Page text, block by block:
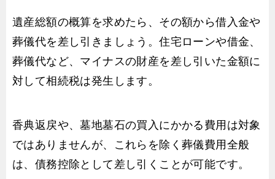
遺産総額の概算を求めたら、その額から借入金や
葬儀代を差し引きましょう。住宅ローンや借金、
葬儀代など、マイナスの財産を差し引いた金額に
対して相続税は発生します。
香典返戻や、墓地墓石の買入にかかる費用は対象
ではありませんが、これらを除く葬儀費用全般
は、債務控除として差し引くことが可能です。